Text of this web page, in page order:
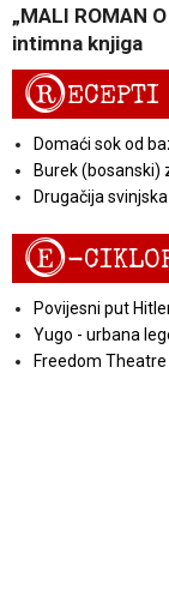
„MALI ROMAN
intimna knjiga
RECEPTI
Domaći sok od
Burek (bosanski)
Drugačija
E-
Povijesni put
Yugo - urbana
Freedom